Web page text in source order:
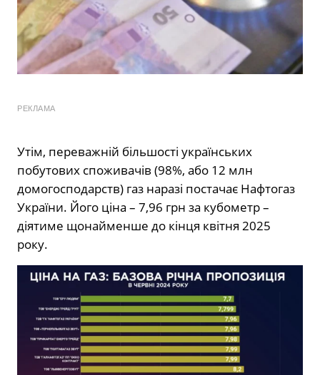
РЕКЛАМА
Утім, переважній більшості українських
побутових споживачів (98%, або 12 млн
домогосподарств) газ наразі постачає Нафтогаз
України. Його ціна – 7,96 грн за кубометр –
діятиме щонайменше до кінця квітня 2025
року.